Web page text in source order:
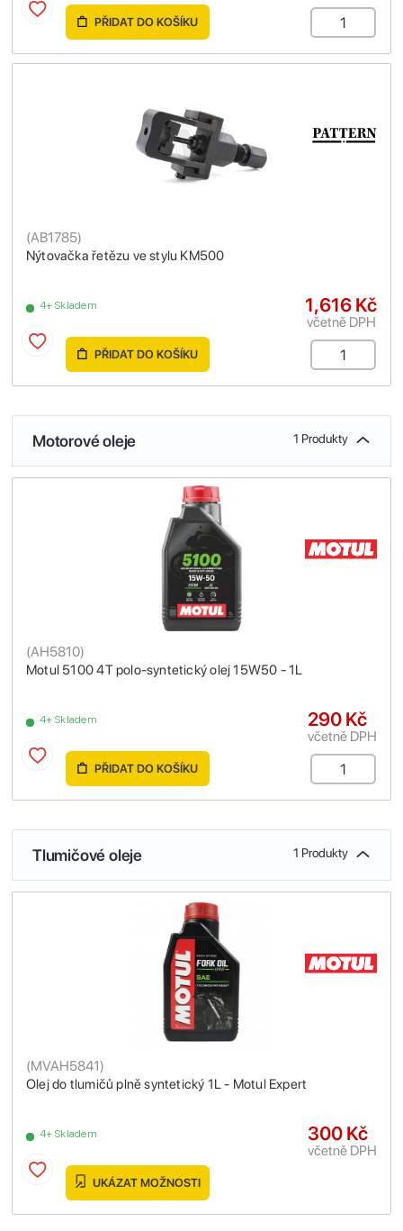
PŘIDAT DO KOŠÍKU
Nýtovačka řetězu ve stylu KM500
(AB1785)
4+ Skladem 1,616 Kč
včetně DPH
PŘIDAT DO KOŠÍKU
Motorové oleje 1 Produkty
Motul 5100 4T polo-syntetický olej 15W50 - 1L
(AH5810)
4+ Skladem 290 Kč
včetně DPH
PŘIDAT DO KOŠÍKU
Tlumičové oleje 1 Produkty
Olej do tlumičů plně syntetický 1L - Motul Expert
(MVAH5841)
4+ Skladem 300 Kč
včetně DPH
UKÁZAT MOŽNOSTI